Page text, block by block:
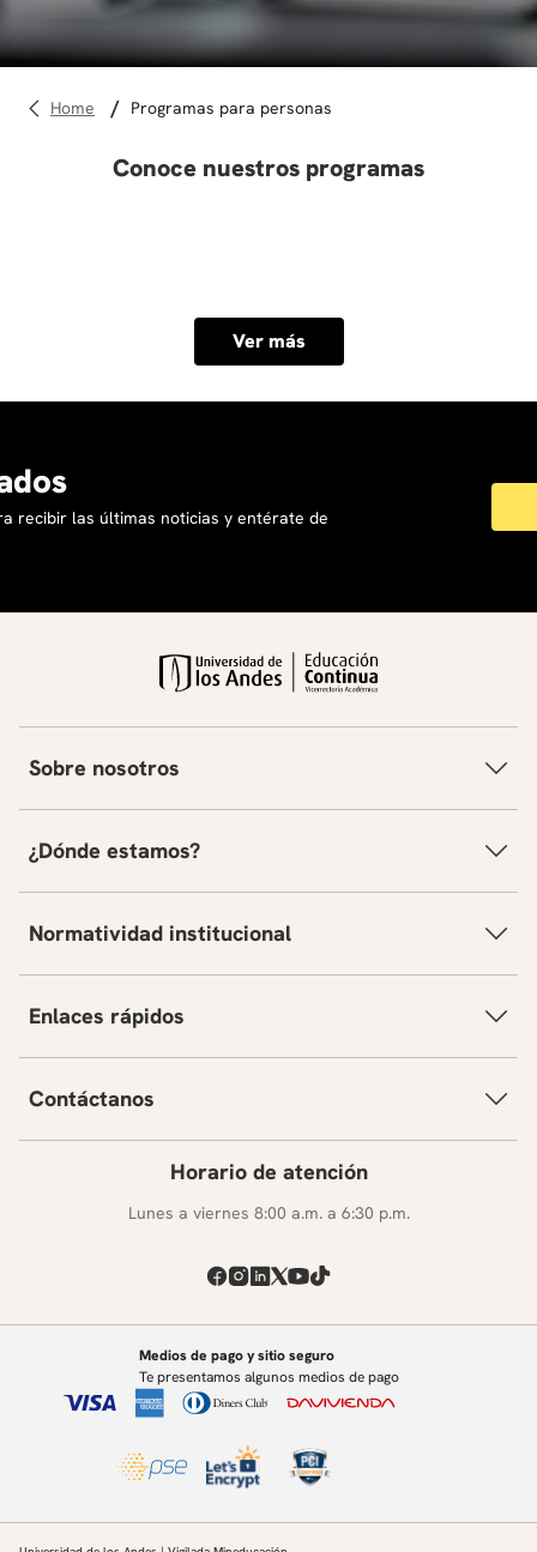
derecho
programas para personas
Conoce nuestros programas
Ver más
recibir las últimas noticias y entérate de
Sobre nosotros
¿Dónde estamos?
Normatividad institucional
Enlaces rápidos
Contáctanos
Horario de atención
Lunes a viernes 8:00 a.m. a 6:30 p.m.
Medios de pago y sitio seguro
Te presentamos algunos medios de pago